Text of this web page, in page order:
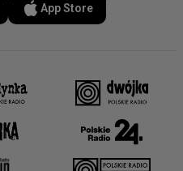
App Store